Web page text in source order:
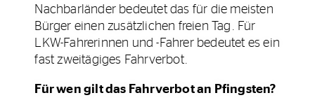
Nachbarländer bedeutet das für die meisten
Bürger einen zusätzlichen freien Tag. Für
LKW-Fahrerinnen und -Fahrer bedeutet es ein
fast zweitägiges Fahrverbot.
Für wen gilt das Fahrverbot an Pfingsten?